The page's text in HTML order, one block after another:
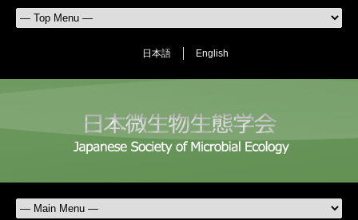
日本語 English